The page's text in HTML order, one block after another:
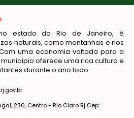
estado do Rio de Janeiro, é
naturais, como montanhas e rios
uma economia voltada para a
oferece uma rica cultura e
durante o ano todo.
230, Centro - Rio Claro Rj Cep: